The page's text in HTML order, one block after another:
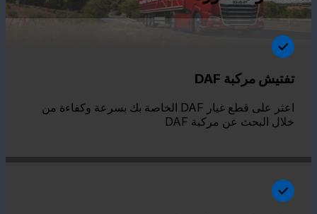
تفتيش مركبة DAF
اعثر على قطع غيار DAF الخاصة بك بسرعة وكفاءة من
خلال البحث عن مركبة DAF